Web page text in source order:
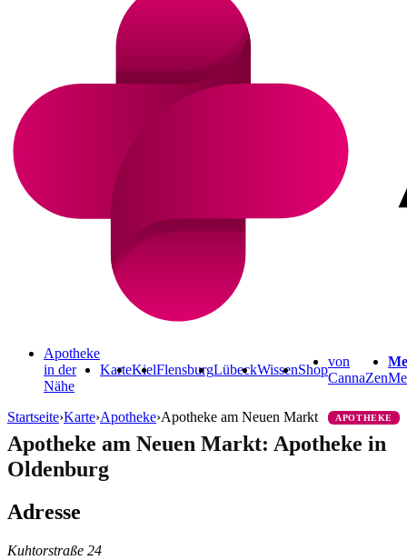
Apotheke
in der
Nähe
KarteKielFlensburgLübeckWissenShop
von
CannaZen
Startseite›Karte›Apotheke›Apotheke am Neuen Markt APOTHEKE
Apotheke am Neuen Markt: Apotheke in
Oldenburg
Adresse
Kuhtorstraße 24